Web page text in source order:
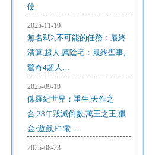
使
2025-11-19
無名弒2,不可能的任務：最終
清算,超人,厲陰宅：最終聖事,
驚奇4超人…
2025-09-19
侏羅紀世界：重生,天作之
合,28年毀滅倒數,萬王之王,獵
金·遊戲,F1電…
2025-08-23